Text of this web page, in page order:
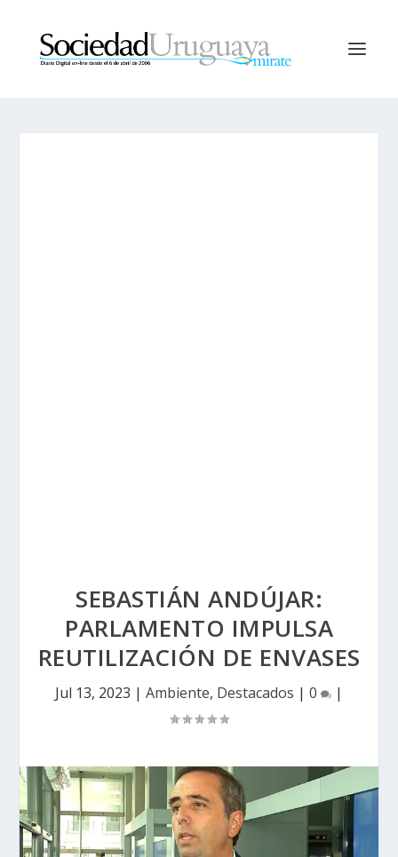
SEBASTIÁN ANDÚJAR:
PARLAMENTO IMPULSA
REUTILIZACIÓN DE ENVASES
Jul 13, 2023 | Ambiente, Destacados | 0 |